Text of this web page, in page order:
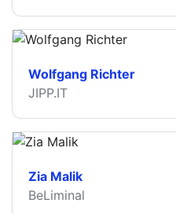
Wolfgang Richter
JIPP.IT
Zia Malik
BeLiminal